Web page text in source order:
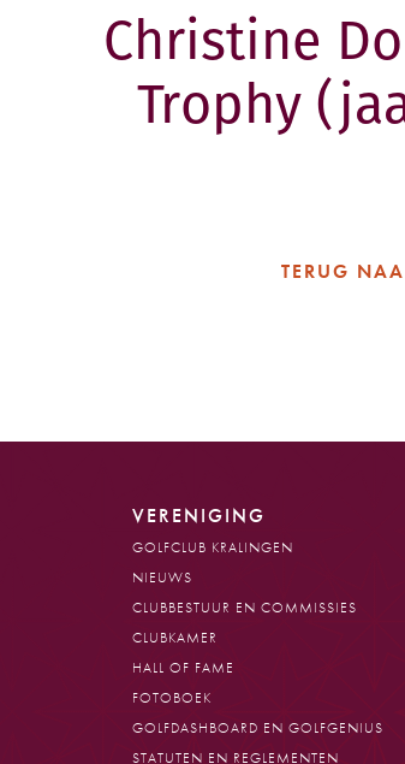
Christine
Trophy
TERUG
VERENIGING
GOLFCLUB KRALINGEN
NIEUWS
CLUBBESTUUR EN COMMISSIES
CLUBKAMER
HALL OF FAME
FOTOBOEK
GOLFDASHBOARD EN GOLFGENIUS
STATUTEN EN REGLEMENTEN